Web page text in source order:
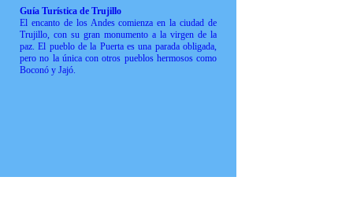
Guía Turística de Trujillo
El encanto de los Andes comienza en la ciudad de
Trujillo, con su gran monumento a la virgen de la
paz. El pueblo de la Puerta es una parada obligada,
pero no la única con otros pueblos hermosos como
Boconó y Jajó.